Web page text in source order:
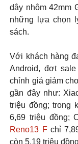
dây nhôm 42mm
những lựa chọn
sách.
Với khách hàng
Android, đợt
chỉnh giá giảm
gần đây như:
triệu đồng; trong
6,69 triệu đồng;
Reno13 Fchỉ
còn 5,19 triệu